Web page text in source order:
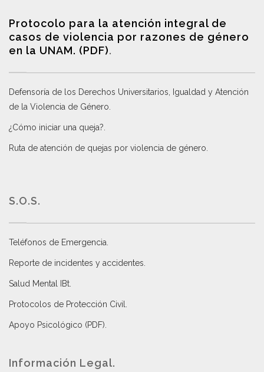
Protocolo para la atención integral de
casos de violencia por razones de género
en la UNAM. (PDF).
Defensoría de los Derechos Universitarios, Igualdad y Atención
de la Violencia de Género
¿Cómo iniciar una queja?
Ruta de atención de quejas por violencia de género
S.O.S.
Teléfonos de Emergencia.
Reporte de incidentes y accidentes
Salud Mental IBt
Protocolos de Protección Civil
Apoyo Psicológico (PDF)
Información Legal.